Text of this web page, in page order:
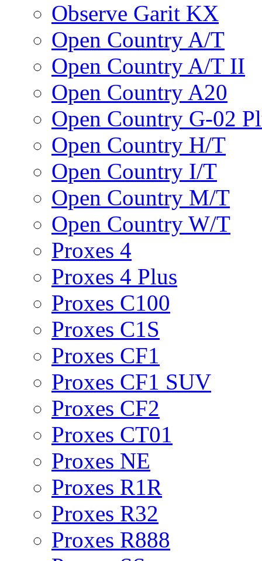
Observe Garit KX
Open Country A/T
Open Country A/T II
Open Country A20
Open Country G-02
Open Country H/T
Open Country I/T
Open Country M/T
Open Country W/T
Proxes 4
Proxes 4 Plus
Proxes C100
Proxes C1S
Proxes CF1
Proxes CF1 SUV
Proxes CF2
Proxes CT01
Proxes NE
Proxes R1R
Proxes R32
Proxes R888